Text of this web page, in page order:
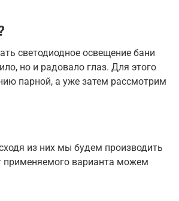
светодиодное освещение бани
но и радовало глаз. Для этого
парной, а уже затем рассмотрим
из них мы будем производить
применяемого варианта можем